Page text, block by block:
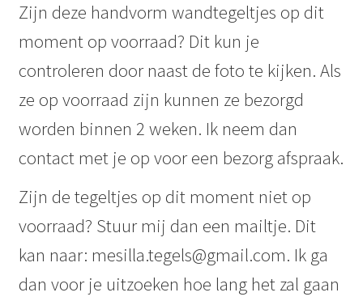
Zijn deze handvorm wandtegeltjes op dit
moment op voorraad? Dit kun je
controleren door naast de foto te kijken. Als
ze op voorraad zijn kunnen ze bezorgd
worden binnen 2 weken. Ik neem dan
contact met je op voor een bezorg afspraak.
Zijn de tegeltjes op dit moment niet op
voorraad? Stuur mij dan een mailtje. Dit
kan naar: mesilla.tegels@gmail.com. Ik ga
dan voor je uitzoeken hoe lang het zal gaan